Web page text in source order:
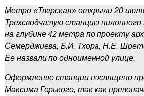
Метро «Тверская» открыли 20
Трехсводчатую станцию
на глубине 42 метра по проекту
Семерджиева, Б.И. Тхора, Н.Е.
Ее назвали по одноименной улице.
Оформление станции посвящено
Максима Горького, так как